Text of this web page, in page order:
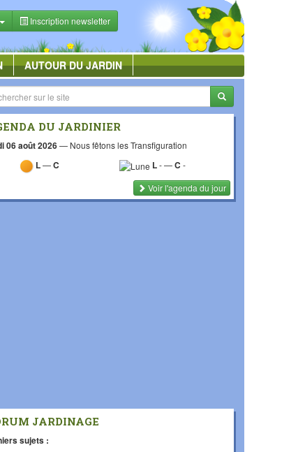
Inscription newsletter
AUTOUR DU JARDIN
DU JARDINIER
06 août 2026— Nous fêtons les Transfiguration
L—C L-—C-
Voir l'agenda du jour
JARDINAGE
sujets :